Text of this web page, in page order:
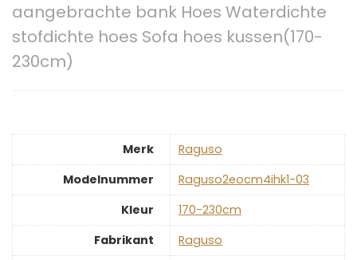
aangebrachte bank Hoes Waterdichte
stofdichte hoes Sofa hoes kussen(170-
230cm)
Merk
‎Raguso
Modelnummer
‎Raguso2eocm4ihk1-03
Kleur
‎170-230cm
Fabrikant
‎Raguso